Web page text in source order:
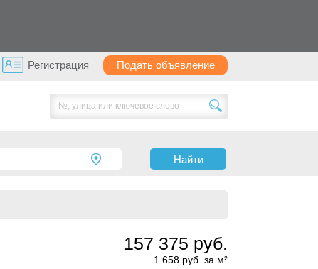
Регистрация Подать объявление
Найти
157 375 руб.
1 658 руб. за м²